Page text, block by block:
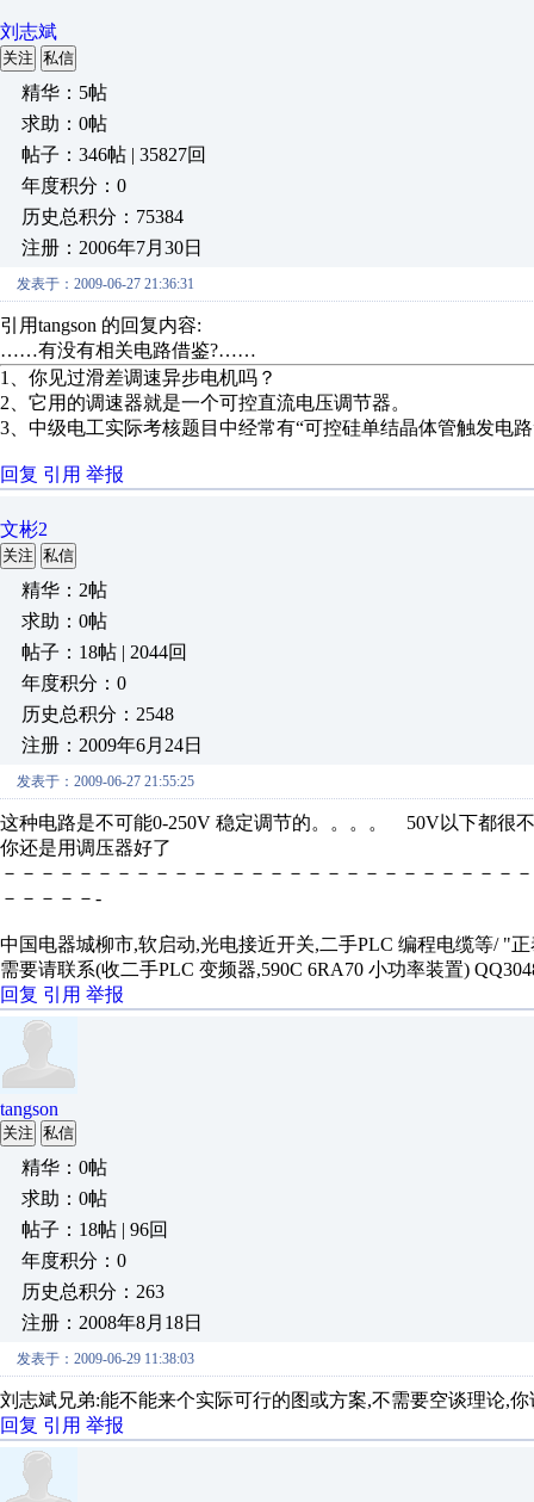
刘志斌
关注 私信
精华：5帖
求助：0帖
帖子：346帖 | 35827回
年度积分：0
历史总积分：75384
注册：2006年7月30日
发表于：2009-06-27 21:36:31
引用tangson 的回复内容:
……有没有相关电路借鉴?……
1、你见过滑差调速异步电机吗？
2、它用的调速器就是一个可控直流电压调节器。
3、中级电工实际考核题目中经常有“可控硅单结晶体管触发电
回复 引用 举报
文彬2
关注 私信
精华：2帖
求助：0帖
帖子：18帖 | 2044回
年度积分：0
历史总积分：2548
注册：2009年6月24日
发表于：2009-06-27 21:55:25
这种电路是不可能0-250V 稳定调节的。。。。 50V以下都很
你还是用调压器好了
－－－－－－－－－－－－－－－－－－－－－－－－－－－
－－－－－-
中国电器城柳市,软启动,光电接近开关,二手PLC 编程电缆等/ "
需要请联系(收二手PLC 变频器,590C 6RA70 小功率装置)
回复 引用 举报
tangson
关注 私信
精华：0帖
求助：0帖
帖子：18帖 | 96回
年度积分：0
历史总积分：263
注册：2008年8月18日
发表于：2009-06-29 11:38:03
刘志斌兄弟:能不能来个实际可行的图或方案,不需要空谈理论,
回复 引用 举报